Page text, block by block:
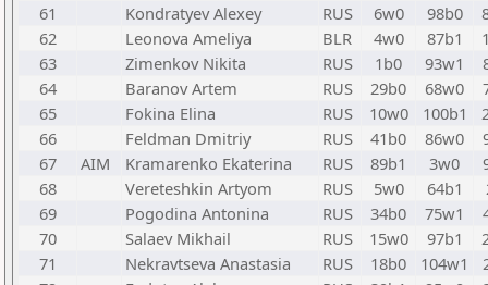
61
Kondratyev Alexey RUS 6w0 98b0
62
Leonova Ameliya BLR 4w0 87b1
63
Zimenkov Nikita RUS 1b0 93w1
64
Baranov Artem RUS 29b0 68w0
65
Fokina Elina RUS 10w0 100b1
66
Feldman Dmitriy RUS 41b0 86w0
67
AIM Kramarenko Ekaterina RUS 89b1 3w0
68
Vereteshkin Artyom RUS 5w0 64b1
69
Pogodina Antonina RUS 34b0 75w1
70
Salaev Mikhail RUS 15w0 97b1
71
Nekravtseva Anastasia RUS 18b0 104w1